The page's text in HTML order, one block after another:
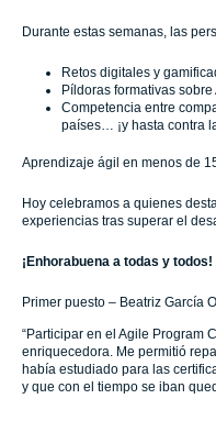
Durante estas semanas, las
Retos digitales y
Píldoras formativas
Competencia entre
países… ¡y hasta contra
Aprendizaje ágil en menos de
Hoy celebramos a quienes
experiencias tras superar el
¡Enhorabuena a todas y todos!
Primer puesto – Beatriz García
“Participar en el Agile Program
enriquecedora. Me permitió
había estudiado para las
y que con el tiempo se iban